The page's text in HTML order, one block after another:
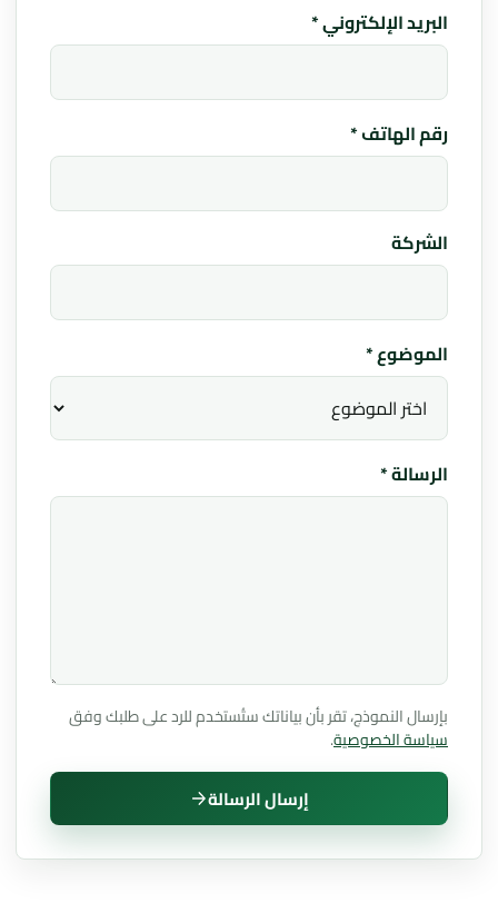
البريد الإلكتروني *
رقم الهاتف *
الشركة
الموضوع *
الرسالة *
بإرسال النموذج، تقر بأن بياناتك ستُستخدم للرد على طلبك وفق
سياسة الخصوصية.
إرسال الرسالة